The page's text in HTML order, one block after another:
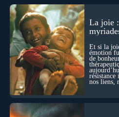
disparaître ? Au fil de cet échange, Nicolas raconte ses
expériences les plus troublantes :
explorations du cosmos, présence
durant ses sorties, protocoles
sensation étrange d’être relié à
! Sommes-nous à l’aube d’une
Sans doute. Mais encore faut-il
territoires avec lucidité, et
La joie
Et si la
émotion
de
résistance
nos liens,